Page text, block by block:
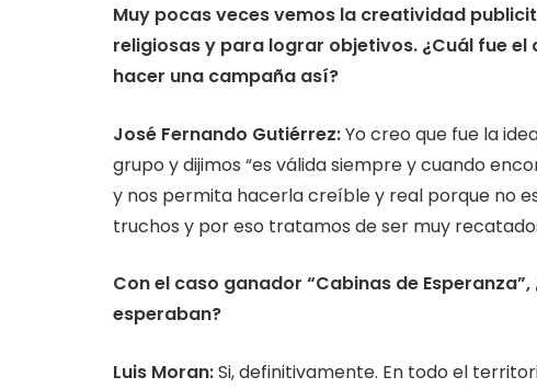
Muy pocas veces vemos la creatividad
religiosas y para lograr objetivos. ¿Cuál fue
hacer una campaña así?
José Fernando Gutiérrez:Yo creo que fue la
grupo y dijimos “es válida siempre y cuando
y nos permita hacerla creíble y real porque no
truchos y por eso tratamos de ser muy
Con el caso ganador “Cabinas de
esperaban?
Luis Moran:Si, definitivamente. En todo el